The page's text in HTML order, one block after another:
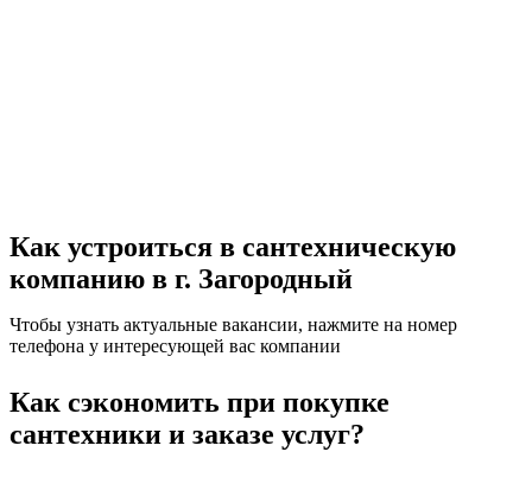
Как устроиться в сантехническую
компанию в г. Загородный
Чтобы узнать актуальные вакансии, нажмите на номер
телефона у интересующей вас компании
Как сэкономить при покупке
сантехники и заказе услуг?